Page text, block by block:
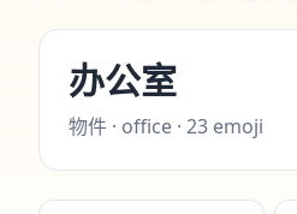
办公室
物件 · office · 23 emoji